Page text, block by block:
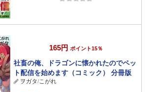
165円 ポイント15％
社畜の俺、ドラゴンに懐かれたのでペッ
ト配信を始めます（コミック） 分冊版
： 6ヲガタ/こがれ